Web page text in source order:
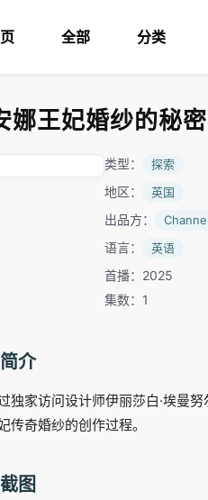
全部 分类
娜王妃婚纱的
类型： 探索
地区： 英国
出品方：
语言： 英语
首播：2025
集数：1
介
独家访问设计师伊丽莎白·埃曼
传奇婚纱的创作过程。
图